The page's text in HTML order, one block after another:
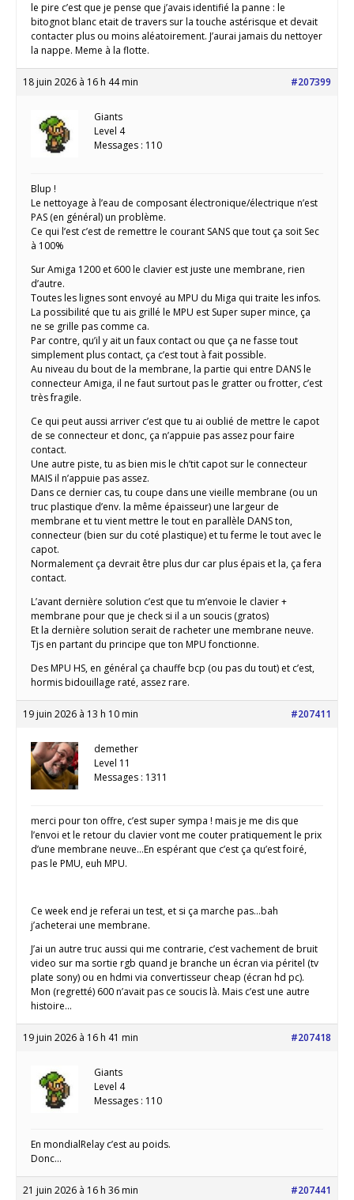
le pire c’est que je pense que j’avais identifié la panne : le
bitognot blanc etait de travers sur la touche astérisque et devait
contacter plus ou moins aléatoirement. J’aurai jamais du nettoyer
la nappe. Meme à la flotte.
18 juin 2026 à 16 h 44 min #207399
Giants
Level 4
Messages : 110
Blup !
Le nettoyage à l’eau de composant électronique/électrique n’est
PAS (en général) un problème.
Ce qui l’est c’est de remettre le courant SANS que tout ça soit Sec
à 100%
Sur Amiga 1200 et 600 le clavier est juste une membrane, rien
d’autre.
Toutes les lignes sont envoyé au MPU du Miga qui traite les infos.
La possibilité que tu ais grillé le MPU est Super super mince, ça
ne se grille pas comme ca.
Par contre, qu’il y ait un faux contact ou que ça ne fasse tout
simplement plus contact, ça c’est tout à fait possible.
Au niveau du bout de la membrane, la partie qui entre DANS le
connecteur Amiga, il ne faut surtout pas le gratter ou frotter, c’est
très fragile.
Ce qui peut aussi arriver c’est que tu ai oublié de mettre le capot
de se connecteur et donc, ça n’appuie pas assez pour faire
contact.
Une autre piste, tu as bien mis le ch’tit capot sur le connecteur
MAIS il n’appuie pas assez.
Dans ce dernier cas, tu coupe dans une vieille membrane (ou un
truc plastique d’env. la même épaisseur) une largeur de
membrane et tu vient mettre le tout en parallèle DANS ton,
connecteur (bien sur du coté plastique) et tu ferme le tout avec le
capot.
Normalement ça devrait être plus dur car plus épais et la, ça fera
contact.
L’avant dernière solution c’est que tu m’envoie le clavier +
membrane pour que je check si il a un soucis (gratos)
Et la dernière solution serait de racheter une membrane neuve.
Tjs en partant du principe que ton MPU fonctionne.
Des MPU HS, en général ça chauffe bcp (ou pas du tout) et c’est,
hormis bidouillage raté, assez rare.
19 juin 2026 à 13 h 10 min #207411
demether
Level 11
Messages : 1311
merci pour ton offre, c’est super sympa ! mais je me dis que
l’envoi et le retour du clavier vont me couter pratiquement le prix
d’une membrane neuve…En espérant que c’est ça qu’est foiré,
pas le PMU, euh MPU.
Ce week end je referai un test, et si ça marche pas…bah
j’acheterai une membrane.
J’ai un autre truc aussi qui me contrarie, c’est vachement de bruit
video sur ma sortie rgb quand je branche un écran via péritel (tv
plate sony) ou en hdmi via convertisseur cheap (écran hd pc).
Mon (regretté) 600 n’avait pas ce soucis là. Mais c’est une autre
histoire…
19 juin 2026 à 16 h 41 min #207418
Giants
Level 4
Messages : 110
En mondialRelay c’est au poids.
Donc…
21 juin 2026 à 16 h 36 min #207441